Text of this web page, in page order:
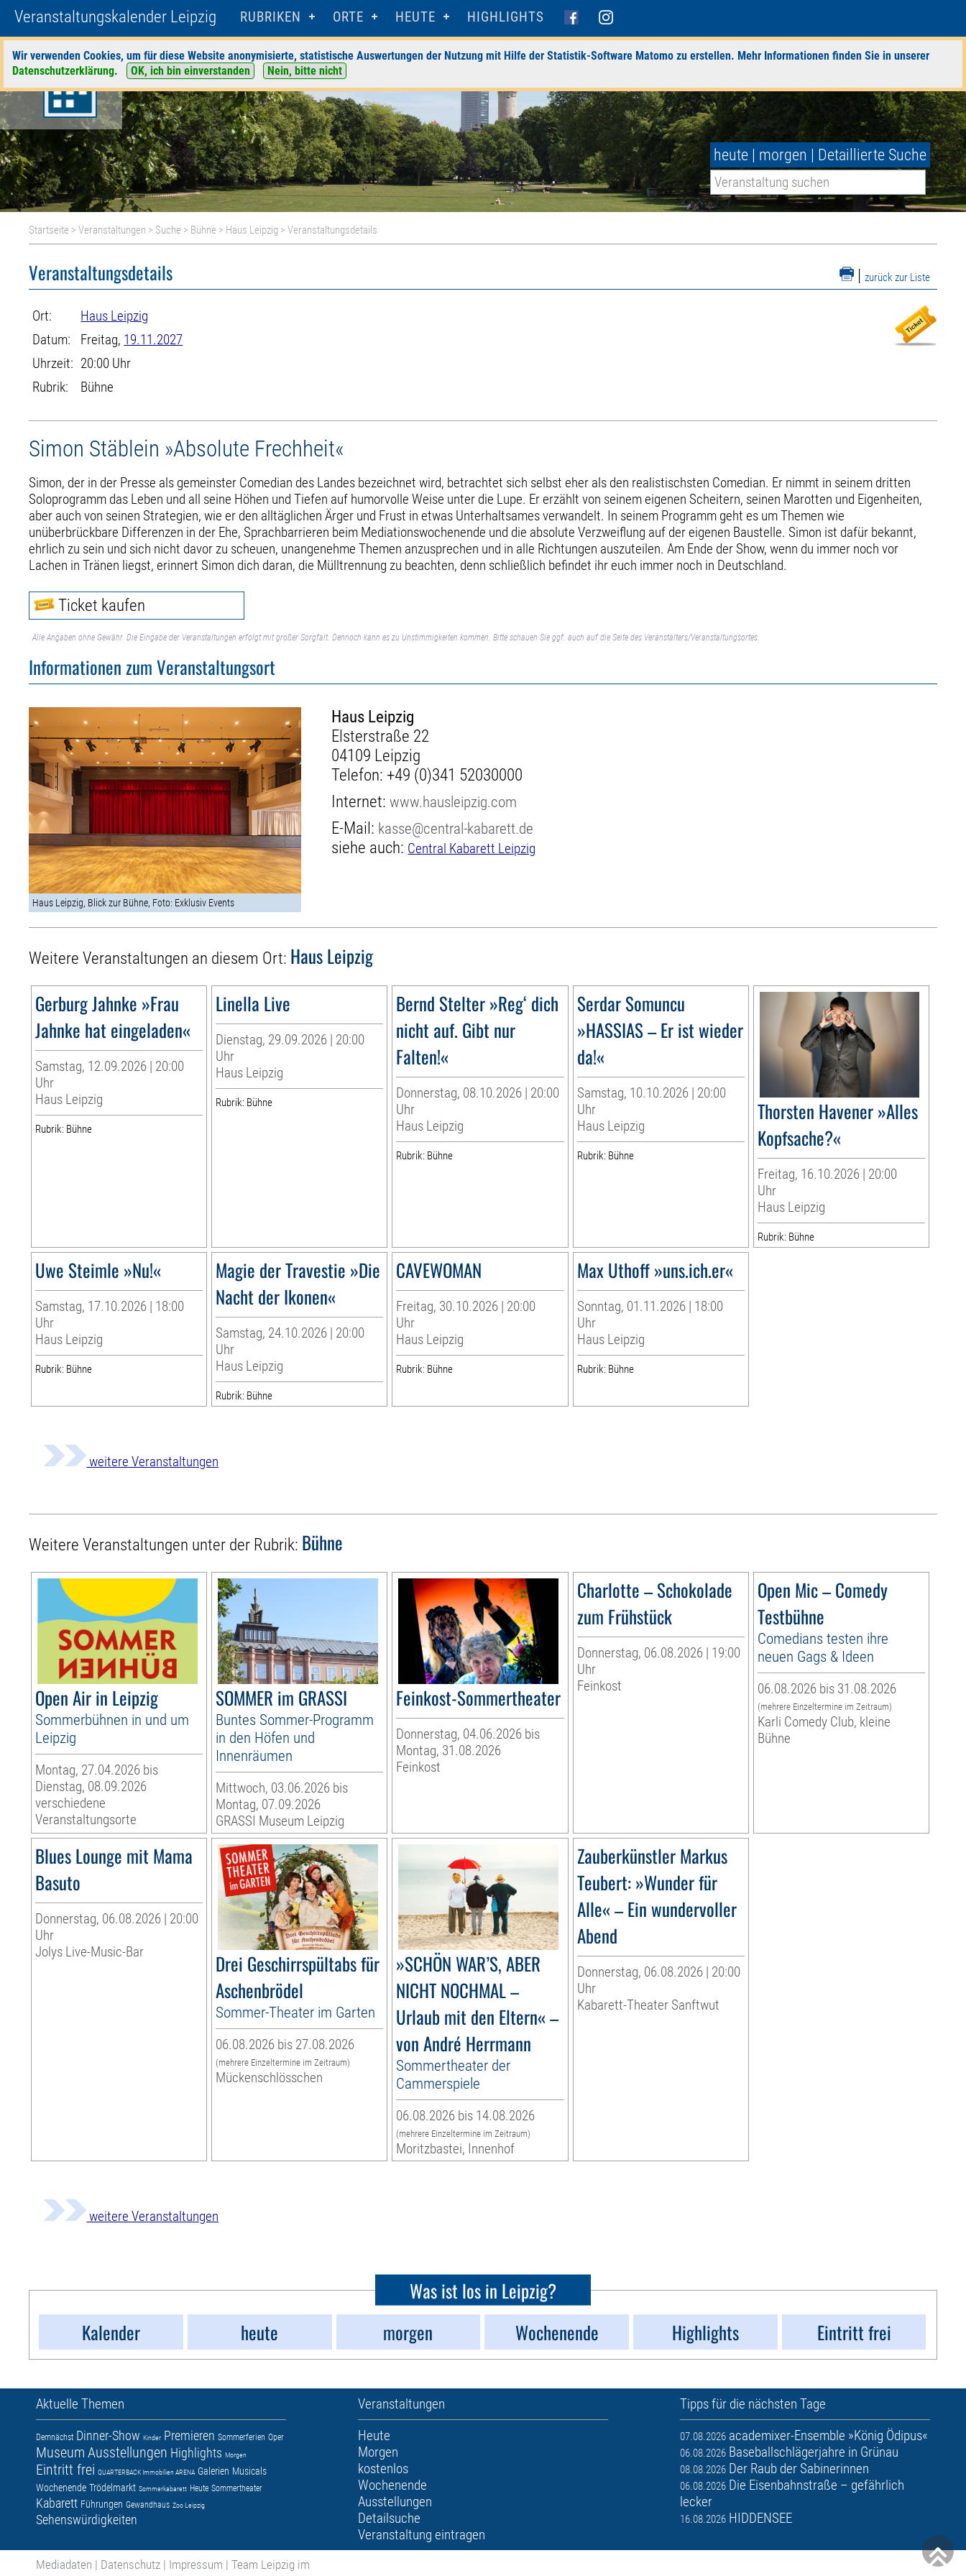
Veranstaltungskalender Leipzig RUBRIKEN ORTE HEUTE HIGHLIGHTS
Wir verwenden Cookies, um für diese Website anonymisierte, statistische Auswertungen der Nutzung mit Hilfe der Statistik-Software Matomo zu erstellen. Mehr Informationen finden Sie in unserer
Datenschutzerklärung. OK, ich bin einverstanden Nein, bitte nicht
heute | morgen | Detaillierte Suche
Startseite >Veranstaltungen > Suche > Bühne > Haus Leipzig > Veranstaltungsdetails
| zurück zur Liste
Veranstaltungsdetails
Ort:
Haus Leipzig
Datum:
Freitag, 19.11.2027
Uhrzeit: 20:00 Uhr
Rubrik:
Bühne
Simon Stäblein »Absolute Frechheit«
Simon, der in der Presse als gemeinster Comedian des Landes bezeichnet wird, betrachtet sich selbst eher als den realistischsten Comedian. Er nimmt in seinem dritten
Soloprogramm das Leben und all seine Höhen und Tiefen auf humorvolle Weise unter die Lupe. Er erzählt von seinem eigenen Scheitern, seinen Marotten und Eigenheiten,
aber auch von seinen Strategien, wie er den alltäglichen Ärger und Frust in etwas Unterhaltsames verwandelt. In seinem Programm geht es um Themen wie
unüberbrückbare Differenzen in der Ehe, Sprachbarrieren beim Mediationswochenende und die absolute Verzweiflung auf der eigenen Baustelle. Simon ist dafür bekannt,
ehrlich zu sein und sich nicht davor zu scheuen, unangenehme Themen anzusprechen und in alle Richtungen auszuteilen. Am Ende der Show, wenn du immer noch vor
Lachen in Tränen liegst, erinnert Simon dich daran, die Mülltrennung zu beachten, denn schließlich befindet ihr euch immer noch in Deutschland.
Ticket kaufen
Alle Angaben ohne Gewähr. Die Eingabe der Veranstaltungen erfolgt mit großer Sorgfalt. Dennoch kann es zu Unstimmigkeiten kommen. Bitte schauen Sie ggf. auch auf die Seite des Veranstalters/Veranstaltungsortes.
Informationen zum Veranstaltungsort
Haus Leipzig, Blick zur Bühne, Foto: Exklusiv Events
Haus Leipzig
Elsterstraße 22
04109 Leipzig
Telefon: +49 (0)341 52030000
Internet:www.hausleipzig.com
E-Mail: kasse@central-kabarett.de
siehe auch: Central Kabarett Leipzig
Weitere Veranstaltungen an diesem Ort: Haus Leipzig
Gerburg Jahnke »Frau
Jahnke hat eingeladen«
Samstag, 12.09.2026 | 20:00
Uhr
Haus Leipzig
Rubrik: Bühne
Linella Live
Dienstag, 29.09.2026 | 20:00
Uhr
Haus Leipzig
Rubrik: Bühne
Bernd Stelter »Reg‘ dich
nicht auf. Gibt nur
Falten!«
Donnerstag, 08.10.2026 | 20:00
Uhr
Haus Leipzig
Rubrik: Bühne
Serdar Somuncu
»HASSIAS – Er ist wieder
da!«
Samstag, 10.10.2026 | 20:00
Uhr
Haus Leipzig
Rubrik: Bühne
Thorsten Havener »Alles
Kopfsache?«
Freitag, 16.10.2026 | 20:00
Uhr
Haus Leipzig
Rubrik: Bühne
Uwe Steimle »Nu!«
Samstag, 17.10.2026 | 18:00
Uhr
Haus Leipzig
Rubrik: Bühne
Magie der Travestie »Die
Nacht der Ikonen«
Samstag, 24.10.2026 | 20:00
Uhr
Haus Leipzig
Rubrik: Bühne
CAVEWOMAN
Freitag, 30.10.2026 | 20:00
Uhr
Haus Leipzig
Rubrik: Bühne
Max Uthoff »uns.ich.er«
Sonntag, 01.11.2026 | 18:00
Uhr
Haus Leipzig
Rubrik: Bühne
weitere Veranstaltungen
Weitere Veranstaltungen unter der Rubrik: Bühne
Open Air in Leipzig
Sommerbühnen in und um
Leipzig
Montag, 27.04.2026 bis
Dienstag, 08.09.2026
verschiedene
Veranstaltungsorte
SOMMER im GRASSI
Buntes Sommer-Programm
in den Höfen und
Innenräumen
Mittwoch, 03.06.2026 bis
Montag, 07.09.2026
GRASSI Museum Leipzig
Feinkost-Sommertheater
Donnerstag, 04.06.2026 bis
Montag, 31.08.2026
Feinkost
Charlotte – Schokolade
zum Frühstück
Donnerstag, 06.08.2026 | 19:00
Uhr
Feinkost
Open Mic – Comedy
Testbühne
Comedians testen ihre
neuen Gags & Ideen
06.08.2026 bis 31.08.2026
(mehrere Einzeltermine im Zeitraum)
Karli Comedy Club, kleine
Bühne
Blues Lounge mit Mama
Basuto
Donnerstag, 06.08.2026 | 20:00
Uhr
Jolys Live-Music-Bar
Drei Geschirrspültabs für
Aschenbrödel
Sommer-Theater im Garten
06.08.2026 bis 27.08.2026
(mehrere Einzeltermine im Zeitraum)
Mückenschlösschen
»SCHÖN WAR’S, ABER
NICHT NOCHMAL –
Urlaub mit den Eltern« –
von André Herrmann
Sommertheater der
Cammerspiele
06.08.2026 bis 14.08.2026
(mehrere Einzeltermine im Zeitraum)
Moritzbastei, Innenhof
Zauberkünstler Markus
Teubert: »Wunder für
Alle« – Ein wundervoller
Abend
Donnerstag, 06.08.2026 | 20:00
Uhr
Kabarett-Theater Sanftwut
weitere Veranstaltungen
Was ist los in Leipzig?
Kalender
heute morgen Wochenende Highlights Eintritt frei
Aktuelle Themen
Demnächst Dinner-Show Kinder Premieren Sommerferien Oper
Museum Ausstellungen Highlights Morgen
Eintritt frei QUARTERBACK Immobilien ARENA Galerien Musicals
Wochenende Trödelmarkt Sommerkabarett Heute Sommertheater
Kabarett Führungen Gewandhaus Zoo Leipzig
Sehenswürdigkeiten
Veranstaltungen
Heute
Morgen
kostenlos
Wochenende
Ausstellungen
Detailsuche
Veranstaltung eintragen
Tipps für die nächsten Tage
07.08.2026 academixer-Ensemble »König Ödipus«
06.08.2026 Baseballschlägerjahre in Grünau
08.08.2026 Der Raub der Sabinerinnen
06.08.2026 Die Eisenbahnstraße – gefährlich
lecker
16.08.2026 HIDDENSEE
Mediadaten | Datenschutz | Impressum | Team Leipzig im